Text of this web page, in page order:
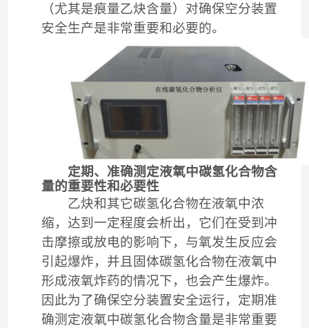
（尤其是痕量乙炔含量）对确保空分装置
安全生产是非常重要和必要的。
定期、准确测定液氧中碳氢化合物含
量的重要性和必要性
乙炔和其它碳氢化合物在液氧中浓
缩，达到一定程度会析出，它们在受到冲
击摩擦或放电的影响下，与氧发生反应会
引起爆炸，并且固体碳氢化合物在液氧中
形成液氧炸药的情况下，也会产生爆炸。
因此为了确保空分装置安全运行，定期准
确测定液氧中碳氢化合物含量是非常重要